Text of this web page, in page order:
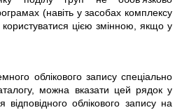
(навіть у засобах комплексу
цією змінною, якщо у
облікового запису спеціально
можна вказати цей рядок у
відповідного облікового запису на